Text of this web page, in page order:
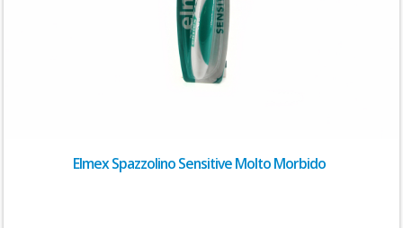
Elmex Spazzolino Sensitive Molto Morbido